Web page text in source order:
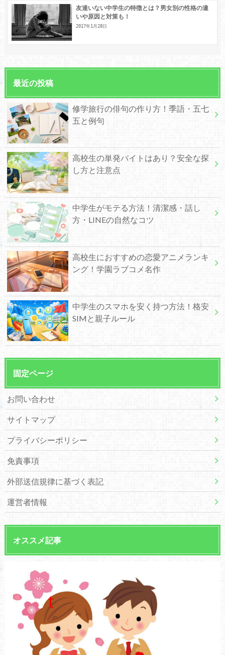
友達いない中学生の特徴とは？男女別の性格の違
いや原因と対策も！
2017年1月28日
最近の投稿
修学旅行の俳句の作り方！季語・五七
五と例句
高校生の単発バイトはあり？安全な探
し方と注意点
中学生がモテる方法！清潔感・話し
方・LINEの自然なコツ
高校生におすすめの恋愛アニメランキ
ング！学園ラブコメ名作
中学生のスマホを安く持つ方法！格安
SIMと親子ルール
固定ページ
お問い合わせ
サイトマップ
プライバシーポリシー
免責事項
外部送信規律に基づく表記
運営者情報
オススメ記事